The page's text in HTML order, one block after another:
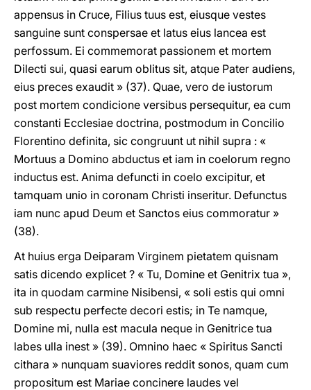
appensus in Cruce, Filius tuus est, eiusque vestes
sanguine sunt conspersae et latus eius lancea est
perfossum. Ei commemorat passionem et mortem
Dilecti sui, quasi earum oblitus sit, atque Pater audiens,
eius preces exaudit » (37). Quae, vero de iustorum
post mortem condicione versibus persequitur, ea cum
constanti Ecclesiae doctrina, postmodum in Concilio
Florentino definita, sic congruunt ut nihil supra : «
Mortuus a Domino abductus et iam in coelorum regno
inductus est. Anima defuncti in coelo excipitur, et
tamquam unio in coronam Christi inseritur. Defunctus
iam nunc apud Deum et Sanctos eius commoratur »
(38).
At huius erga Deiparam Virginem pietatem quisnam
satis dicendo explicet ? « Tu, Domine et Genitrix tua »,
ita in quodam carmine Nisibensi, « soli estis qui omni
sub respectu perfecte decori estis; in Te namque,
Domine mi, nulla est macula neque in Genitrice tua
labes ulla inest » (39). Omnino haec « Spiritus Sancti
cithara » nunquam suaviores reddit sonos, quam cum
propositum est Mariae concinere laudes vel